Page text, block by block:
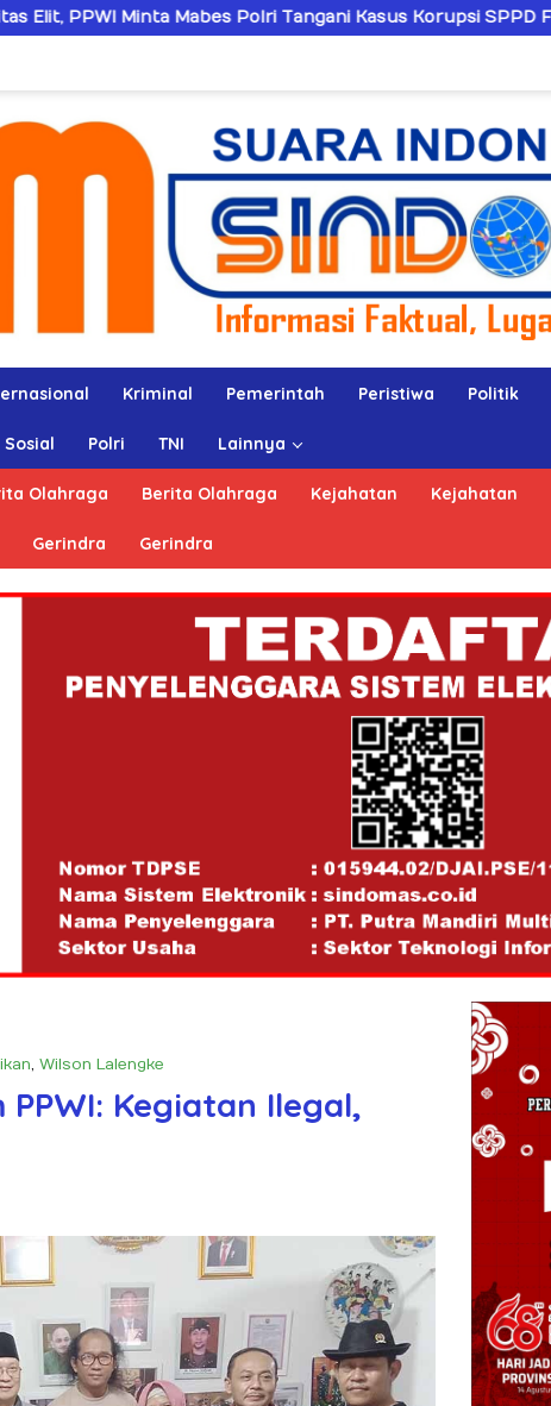
Polri Tangani Kasus Korupsi SPPD Fiktif DPRD Riau
Kriminal Pemerintah Peristiwa Politik
Sosial Polri TNI Lainnya
Olahraga Berita Olahraga Kejahatan Kejahatan
Gerindra Gerindra
, Wilson Lalengke
Kegiatan Ilegal,